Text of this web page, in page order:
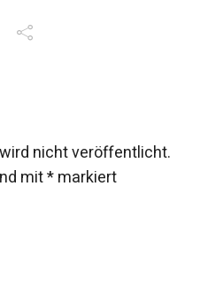
nicht veröffentlicht.
mit*markiert